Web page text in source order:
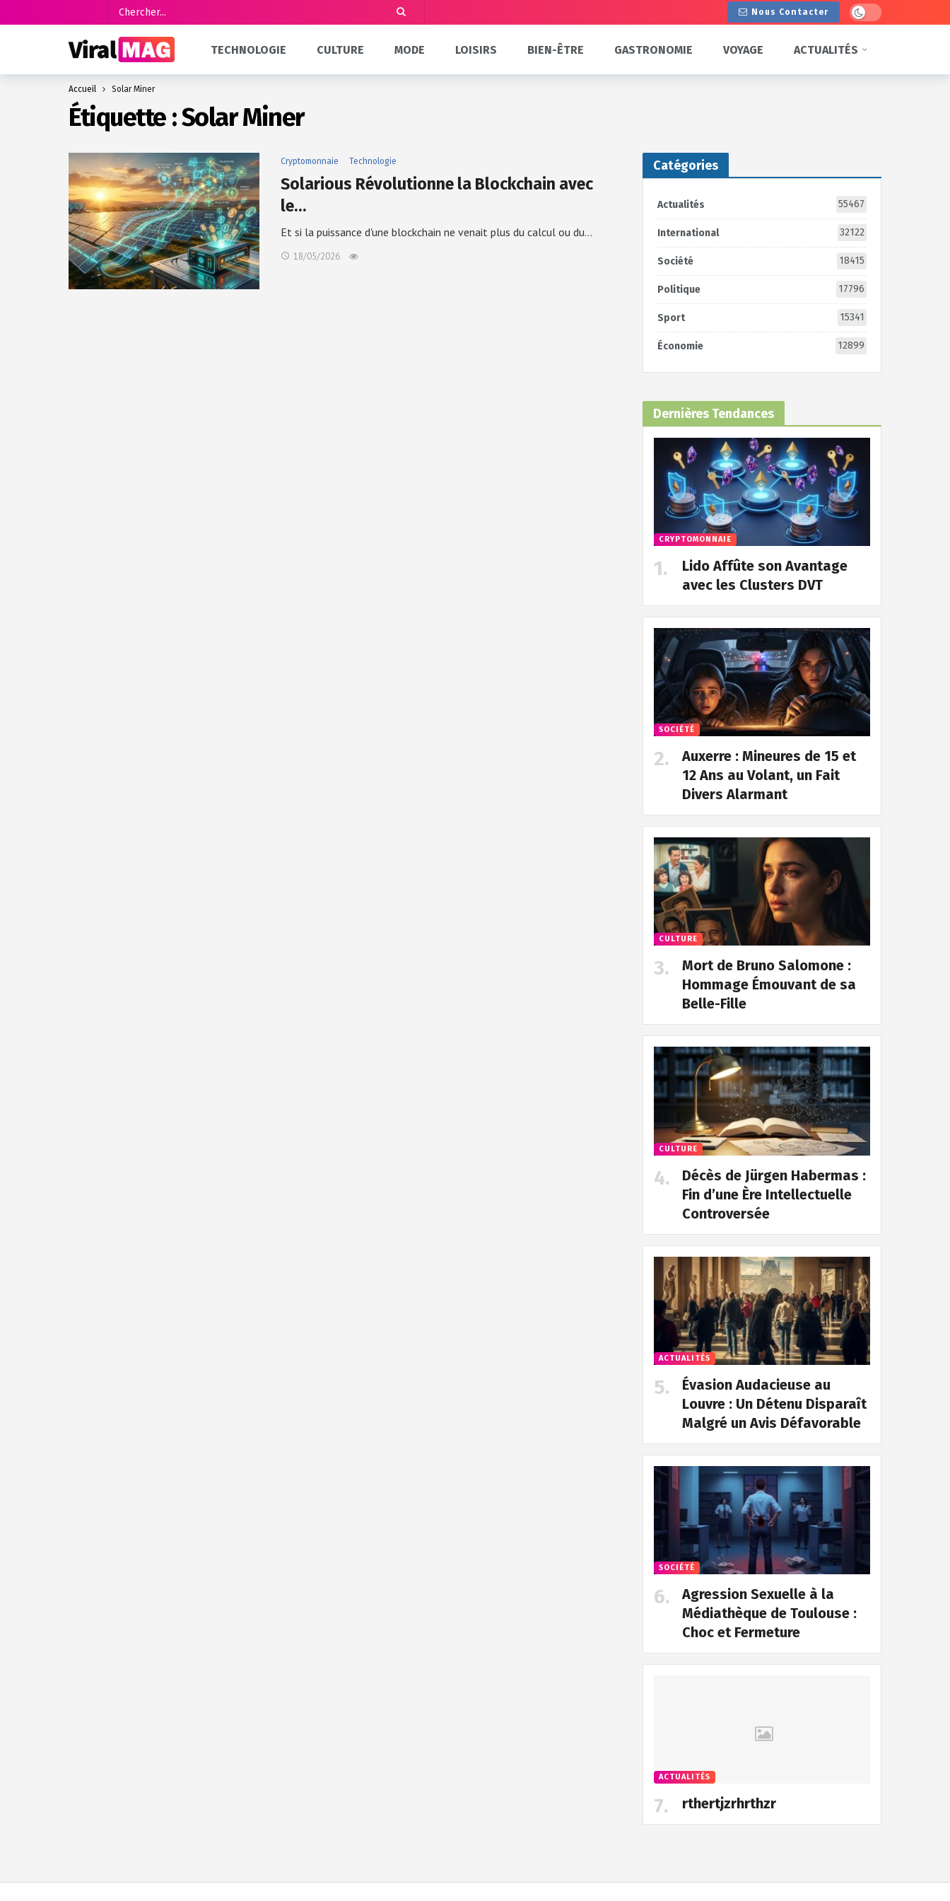
Nous Contacter Dark mode
TECHNOLOGIE CULTURE MODE LOISIRS BIEN-ÊTRE GASTRONOMIE VOYAGE ACTUALITÉS
Accueil Solar Miner
Étiquette :Solar Miner
Cryptomonnaie Technologie
Solarious Révolutionne la Blockchain avec
le…
Et si la puissance d'une blockchain ne venait plus du calcul ou du…
18/05/2026
Catégories
Actualités 55467
International 32122
Société 18415
Politique 17796
Sport 15341
Économie 12899
Dernières Tendances
CRYPTOMONNAIE
Lido Affûte son Avantage
avec les Clusters DVT
SOCIÉTÉ
Auxerre : Mineures de 15 et
12 Ans au Volant, un Fait
Divers Alarmant
CULTURE
Mort de Bruno Salomone :
Hommage Émouvant de sa
Belle-Fille
CULTURE
Décès de Jürgen Habermas :
Fin d’une Ère Intellectuelle
Controversée
ACTUALITÉS
Évasion Audacieuse au
Louvre : Un Détenu Disparaît
Malgré un Avis Défavorable
SOCIÉTÉ
Agression Sexuelle à la
Médiathèque de Toulouse :
Choc et Fermeture
ACTUALITÉS
rthertjzrhrthzr